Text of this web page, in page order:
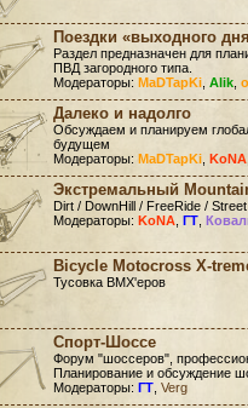
Поездки «выходного
Раздел предназначен для
ПВД загородного типа.
Модераторы: MaDTapKi Alik
Далеко и надолго
Обсуждаем и планируем
будущем
Модераторы: MaDTapKi KoNA
Экстремальный
Dirt / DownHill / FreeRide /
Модераторы: KoNA ГТ
Bicycle Motocross X-
Тусовка BMX'еров
Спорт-Шоссе
Форум "шоссеров",
Планирование и обсуждение
Модераторы: ГТ Verg